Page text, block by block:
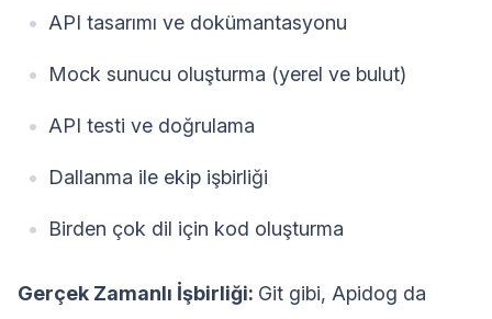
API tasarımı ve dokümantasyonu
Mock sunucu oluşturma (yerel ve bulut)
API testi ve doğrulama
Dallanma ile ekip işbirliği
Birden çok dil için kod oluşturma
Gerçek Zamanlı İşbirliği: Git gibi, Apidog da